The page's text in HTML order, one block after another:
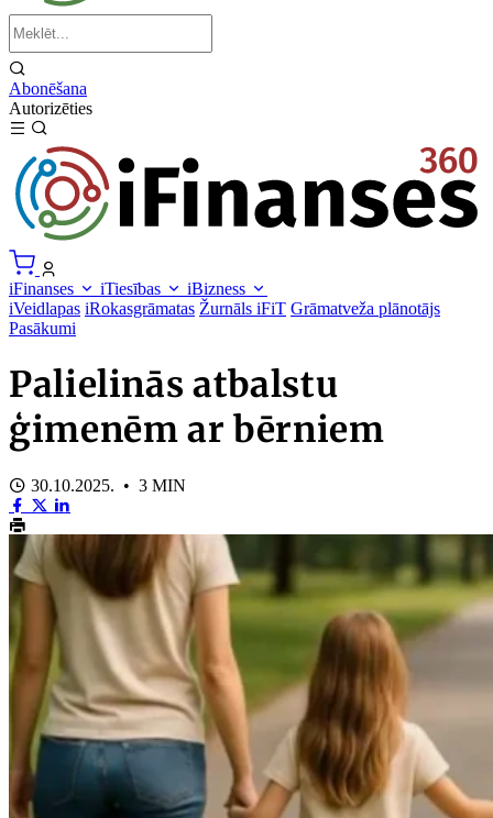
Abonēšana
Autorizēties
iFinanses iTiesības
iBizness
iVeidlapas iRokasgrāmatas Žurnāls iFiT Grāmatveža plānotājs
Pasākumi
Palielinās atbalstu
ģimenēm ar bērniem
30.10.2025. • 3 MIN